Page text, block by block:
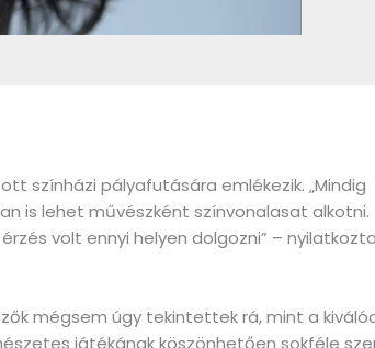
színházi pályafutására emlékezik. „Mindig
is lehet művészként színvonalasat alkotni.
volt ennyi helyen dolgozni” –
mégsem úgy tekintettek rá, mint a
játékának köszönhetően sokféle